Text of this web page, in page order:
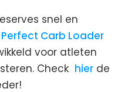
snel en
Perfect Carb Loader
voor atleten
Check hier de